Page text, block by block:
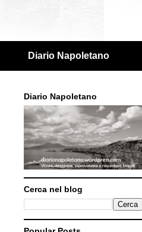
Diario Napoletano
Diario Napoletano
Cerca nel blog